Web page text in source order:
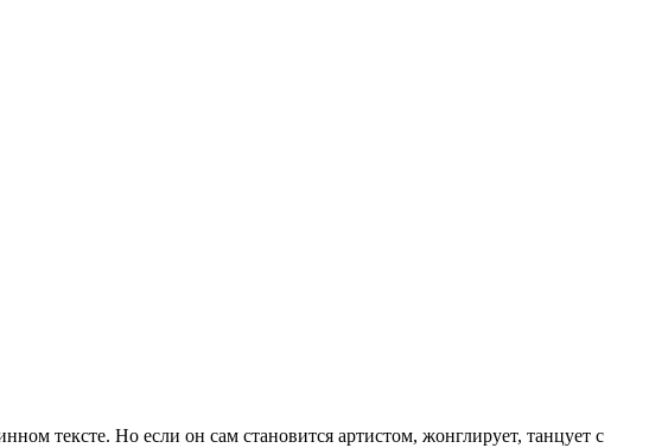
тексте. Но если он сам становится артистом, жонглирует, танцует с